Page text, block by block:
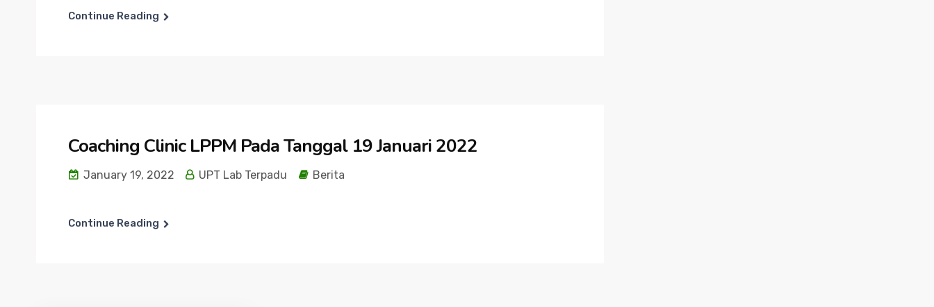
Continue Reading
Coaching Clinic LPPM Pada Tanggal 19 Januari 2022
January 19, 2022 UPT Lab Terpadu Berita
Continue Reading